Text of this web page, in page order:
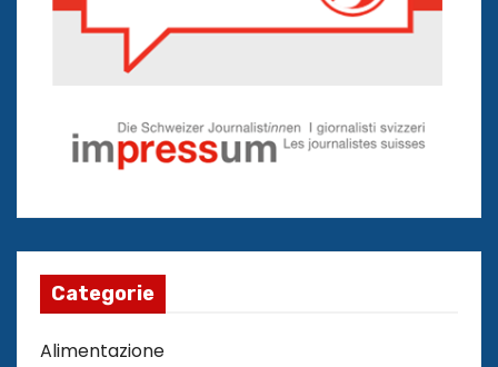
Categorie
Alimentazione